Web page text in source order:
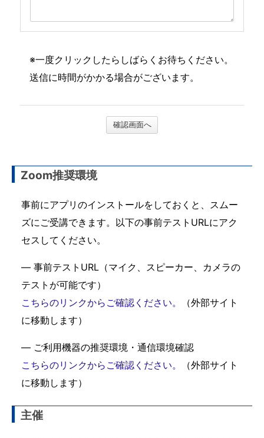
※一度クリックしたらしばらくお待ちください。
送信に時間がかかる場合がございます。
確認画面へ
Zoom推奨環境
事前にアプリのインストールをしておくと、スムー
ズにご受講できます。以下の事前テストURLにアク
セスしてください。
— 事前テストURL（マイク、スピーカー、カメラの
テストが可能です）
こちらのリンクからご確認ください。
（外部サイト
に移動します）
— ご利用機器の推奨環境・通信環境確認
こちらのリンクからご確認ください。
（外部サイト
に移動します）
主催